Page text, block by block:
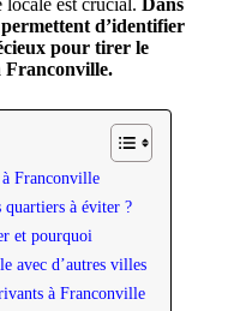
est crucial. Dans
d’identifier
pour tirer le
Franconville.
Franconville
à éviter ?
et pourquoi
avec d’autres villes
à Franconville